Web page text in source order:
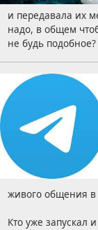
и передавала их
надо, в общем
не будь
живого общения в
Кто уже запускал